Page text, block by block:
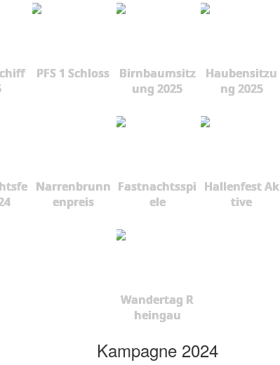
PFS 1 Schloss
Birnbaumsitz
ung 2025
Haubensitzu
ng 2025
Narrenbrunn
enpreis
Fastnachtsspi
ele
Hallenfest Ak
tive
Wandertag R
heingau
Kampagne 2024